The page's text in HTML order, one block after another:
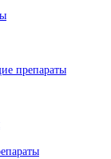
препараты